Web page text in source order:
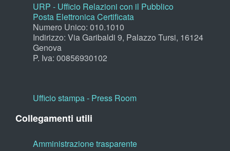
URP - Ufficio Relazioni con il Pubblico
Posta Elettronica Certificata
Numero Unico: 010.1010
Indirizzo: Via Garibaldi 9, Palazzo Tursi, 16124
Genova
P. Iva: 00856930102
Ufficio stampa - Press Room
Collegamenti utili
Amministrazione trasparente